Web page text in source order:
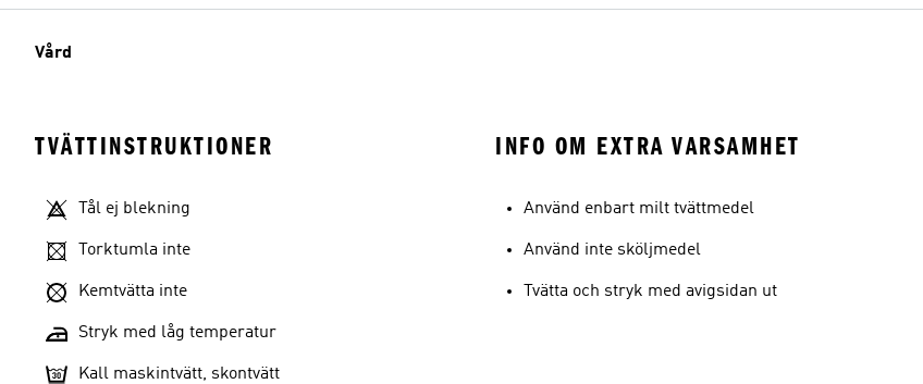
Vård
TVÄTTINSTRUKTIONER
Tål ej blekning
Torktumla inte
Kemtvätta inte
Stryk med låg temperatur
Kall maskintvätt, skontvätt
INFO OM EXTRA VARSAMHET
Använd enbart milt tvättmedel
Använd inte sköljmedel
Tvätta och stryk med avigsidan ut